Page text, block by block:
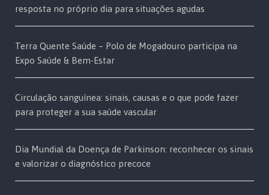
resposta no próprio dia para situações agudas
Terra Quente Saúde – Polo de Mogadouro participa na
Expo Saúde & Bem-Estar
Circulação sanguínea: sinais, causas e o que pode fazer
para proteger a sua saúde vascular
Dia Mundial da Doença de Parkinson: reconhecer os sinais
e valorizar o diagnóstico precoce